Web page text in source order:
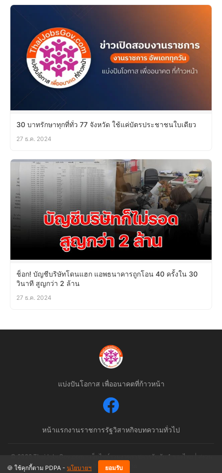
30 บาทรักษาทุกที่ทั่ว 77 จังหวัด ใช้แค่บัตรประชาชนใบเดียว
27 ธ.ค. 2024
ช็อก! บัญชีบริษัทโดนแฮก แอพธนาคารถูกโอน 40 ครั้งใน 30
วินาที สูญกว่า 2 ล้าน
27 ธ.ค. 2024
แบ่งปันโอกาส เพื่ออนาคตที่ก้าวหน้า
หน้าแรกงานราชการรัฐวิสาหกิจบทความทั่วไป
© 2026 ThaiJobsGov.com - เว็บไซต์รวมงานราชการอันดับ 1 ของไทย | สงวน
ลิขสิทธิ์ตามกฎหมาย
🍪 ใช้คุกกี้ตาม PDPA - นโยบายฯ ยอมรับ